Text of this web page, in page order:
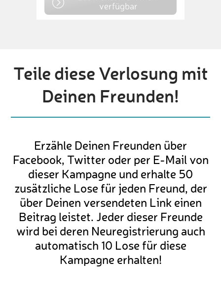
verfügbar
Teile diese Verlosung mit
Deinen Freunden!
Erzähle Deinen Freunden über
Facebook, Twitter oder per E-Mail von
dieser Kampagne und erhalte 50
zusätzliche Lose für jeden Freund, der
über Deinen versendeten Link einen
Beitrag leistet. Jeder dieser Freunde
wird bei deren Neuregistrierung auch
automatisch 10 Lose für diese
Kampagne erhalten!